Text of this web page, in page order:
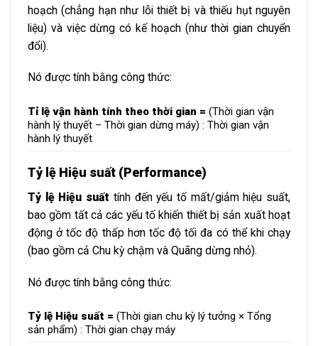
hoạch (chẳng hạn như lỗi thiết bị và thiếu hụt nguyên
liệu) và việc dừng có kế hoạch (như thời gian chuyển
đổi).
Nó được tính bằng công thức:
Tỉ lệ vận hành tính theo thời gian = (Thời gian vận
hành lý thuyết – Thời gian dừng máy) : Thời gian vận
hành lý thuyết
Tỷ lệ Hiệu suất (Performance)
Tỷ lệ Hiệu suất tính đến yếu tố mất/giảm hiệu suất,
bao gồm tất cả các yếu tố khiến thiết bị sản xuất hoạt
động ở tốc độ thấp hơn tốc độ tối đa có thể khi chạy
(bao gồm cả Chu kỳ chậm và Quãng dừng nhỏ).
Nó được tính bằng công thức:
Tỷ lệ Hiệu suất = (Thời gian chu kỳ lý tưởng × Tổng
sản phẩm) : Thời gian chạy máy